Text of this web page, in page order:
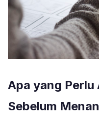
Apa yang Perlu
Sebelum